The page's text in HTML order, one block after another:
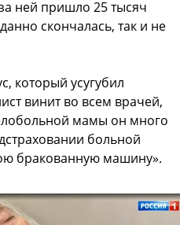
ней пришло 25 тысяч
скончалась, так и не
который усугубил
винит во всем врачей,
мамы он много
больной
бракованную машину».